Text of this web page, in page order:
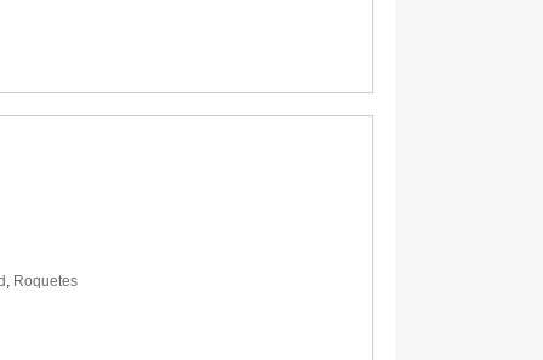
, Roquetes